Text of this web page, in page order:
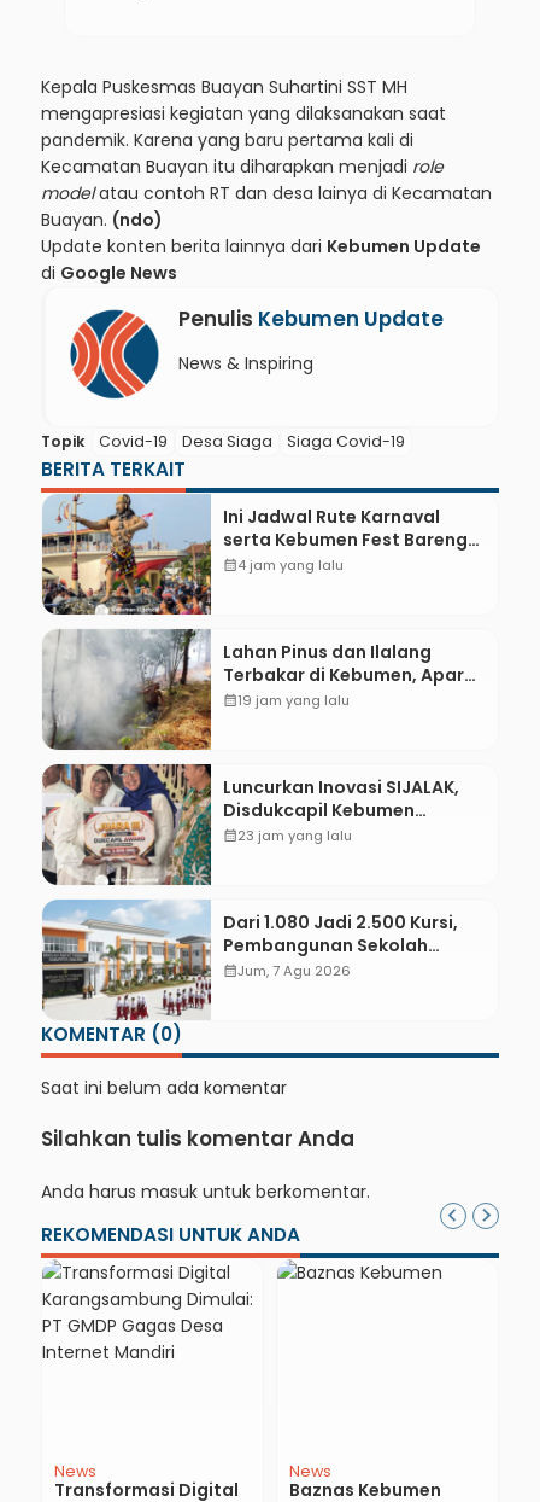
Kepala Puskesmas Buayan Suhartini SST MH
mengapresiasi kegiatan yang dilaksanakan saat
pandemik. Karena yang baru pertama kali di
Kecamatan Buayan itu diharapkan menjadi role
modelatau contoh RT dan desa lainya di Kecamatan
Buayan. (ndo)
Update konten berita lainnya dari Kebumen Update
di Google News
Penulis Kebumen Update
News & Inspiring
Topik Covid-19 Desa Siaga Siaga Covid-19
BERITA TERKAIT
Ini Jadwal Rute Karnaval
serta Kebumen Fest Bareng
Gus Azmi
calendar_month4 jam yang lalu
Lahan Pinus dan Ilalang
Terbakar di Kebumen, Aparat
dan Warga Padamkan Api
calendar_month19 jam yang lalu
Luncurkan Inovasi SIJALAK,
Disdukcapil Kebumen
Perkuat Jejaring Literasi
calendar_month23 jam yang lalu
Dari 1.080 Jadi 2.500 Kursi,
Pembangunan Sekolah
Rakyat Kebumen Ditargetkan
calendar_monthJum, 7 Agu 2026
KOMENTAR (0)
Saat ini belum ada komentar
Silahkan tulis komentar Anda
Anda harus masuk untuk berkomentar.
REKOMENDASI UNTUK ANDA
News
Transformasi Digital
News
Baznas Kebumen